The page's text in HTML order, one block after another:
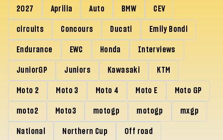
2027 Aprilia Auto BMW CEV
circuits Concours Ducati Emily Bondi
Endurance EWC Honda Interviews
JuniorGP Juniors Kawasaki KTM
Moto 2 Moto 3 Moto 4 Moto E Moto GP
moto2 Moto3 motogp motogp mxgp
National Northern Cup Off road